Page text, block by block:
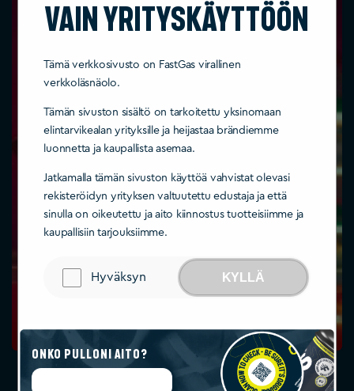
Katso nopea vaiheittainen selitysvideomme nähdäksesi, kuinka
Vain yrityskäyttöön
Tämä verkkosivusto on FastGas virallinen
verkkoläsnäolo.
Tämän sivuston sisältö on tarkoitettu yksinomaan
elintarvikealan yrityksille ja heijastaa brändiemme
luonnetta ja kaupallista asemaa.
Jatkamalla tämän sivuston käyttöä vahvistat olevasi
rekisteröidyn yrityksen valtuutettu edustaja ja että
sinulla on oikeutettu ja aito kiinnostus tuotteisiimme ja
kaupallisiin tarjouksiimme.
Hyväksyn KYLLÄ
Onko pulloni aito?